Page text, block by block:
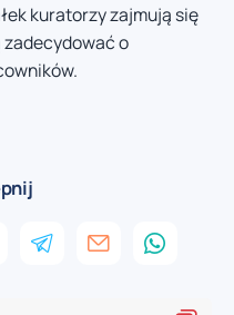
kuratorzy zajmują się
o